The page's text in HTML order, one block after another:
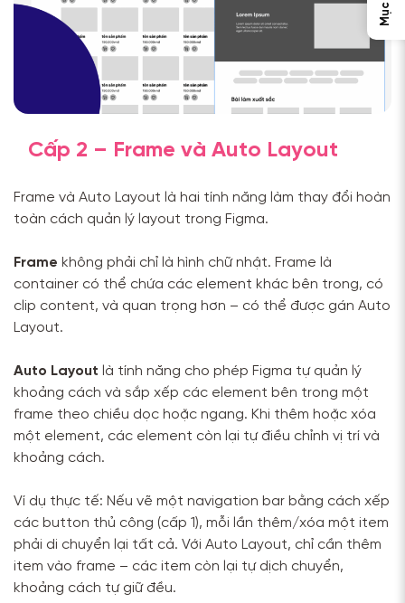
Cấp 2 – Frame và Auto Layout
Frame và Auto Layout là hai tính năng làm thay đổi hoàn
toàn cách quản lý layout trong Figma.
Frame không phải chỉ là hình chữ nhật. Frame là
container có thể chứa các element khác bên trong, có
clip content, và quan trọng hơn – có thể được gán Auto
Layout.
Auto Layout là tính năng cho phép Figma tự quản lý
khoảng cách và sắp xếp các element bên trong một
frame theo chiều dọc hoặc ngang. Khi thêm hoặc xóa
một element, các element còn lại tự điều chỉnh vị trí và
khoảng cách.
Ví dụ thực tế: Nếu vẽ một navigation bar bằng cách xếp
các button thủ công (cấp 1), mỗi lần thêm/xóa một item
phải di chuyển lại tất cả. Với Auto Layout, chỉ cần thêm
item vào frame – các item còn lại tự dịch chuyển,
khoảng cách tự giữ đều.